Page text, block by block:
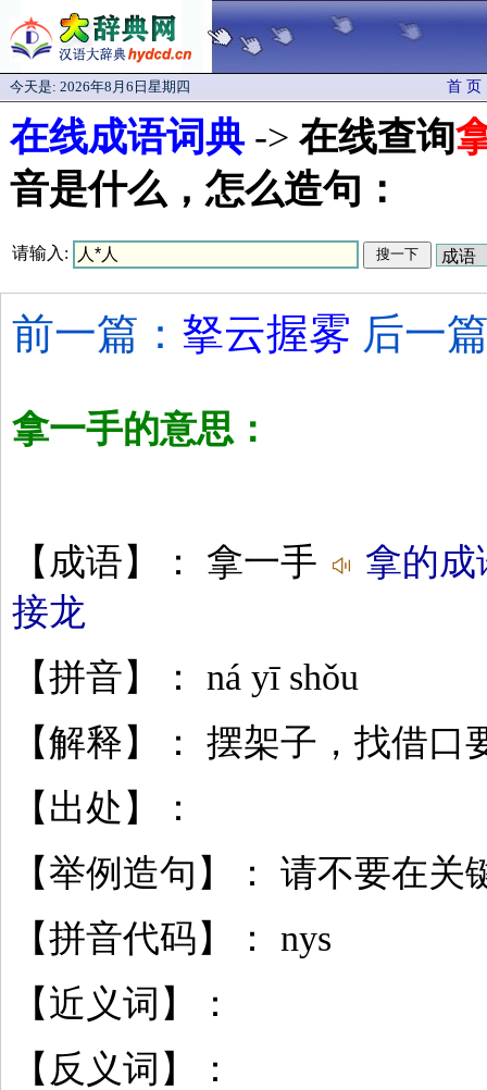
今天是: 2026年8月6日星期四 首 页
在线成语词典 -> 在线查询
音是什么，怎么造句：
请输入:
前一篇： 拏云握雾 后一
拿一手的意思：
【成语】： 拿一手
拿的成
接龙
【拼音】： ná yī shǒu
【解释】： 摆架子，找借口
【出处】：
【举例造句】： 请不要在关
【拼音代码】： nys
【近义词】：
【反义词】：